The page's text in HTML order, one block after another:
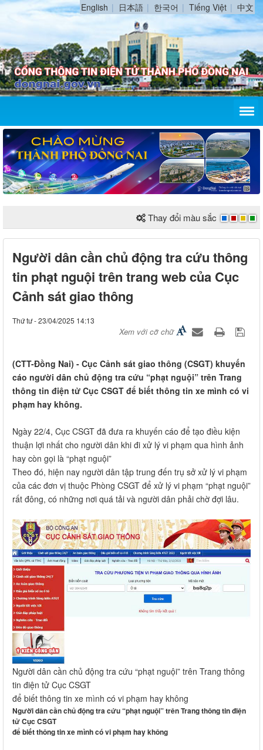
English 日本語 한국어 Tiếng Việt 中文
Thay đổi màu sắc
Người dân cần chủ động tra cứu thông
tin phạt nguội trên trang web của Cục
Cảnh sát giao thông
Thứ tư - 23/04/2025 14:13
Xem với cỡ chữ
(CTT-Đồng Nai) - Cục Cảnh sát giao thông (CSGT) khuyến
cáo người dân chủ động tra cứu “phạt nguội” trên Trang
thông tin điện tử Cục CSGT để biết thông tin xe mình có vi
phạm hay không.
Ngày 22/4, Cục CSGT đã đưa ra khuyến cáo để tạo điều kiện
thuận lợi nhất cho người dân khi đi xử lý vi phạm qua hình ảnh
hay còn gọi là “phạt nguội”
Theo đó, hiện nay người dân tập trung đến trụ sở xử lý vi phạm
của các đơn vị thuộc Phòng CSGT để xử lý vi phạm “phạt nguội”
rất đông, có những nơi quá tải và người dân phải chờ đợi lâu.
Người dân cần chủ động tra cứu “phạt nguội” trên Trang thông
tin điện tử Cục CSGT
để biết thông tin xe mình có vi phạm hay không
Người dân cần chủ động tra cứu “phạt nguội” trên Trang thông tin điện
tử Cục CSGT
để biết thông tin xe mình có vi phạm hay không